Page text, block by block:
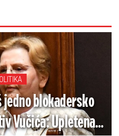
blokadersko
Vučića: Upletena